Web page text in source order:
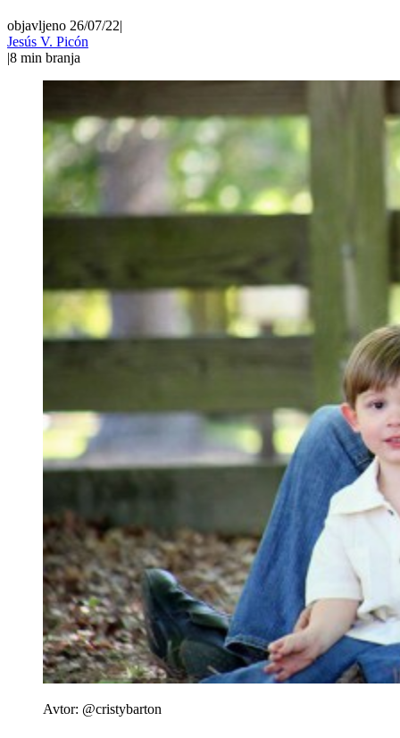
objavljeno 26/07/22|
Jesús V. Picón
|8 min branja
Avtor: @cristybarton